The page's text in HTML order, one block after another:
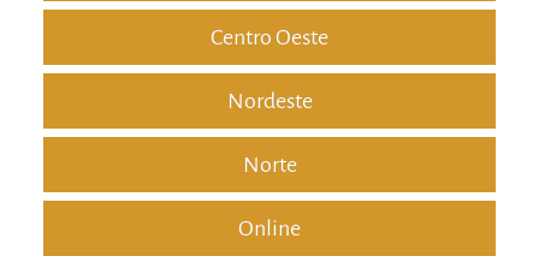
Centro Oeste
Nordeste
Norte
Online